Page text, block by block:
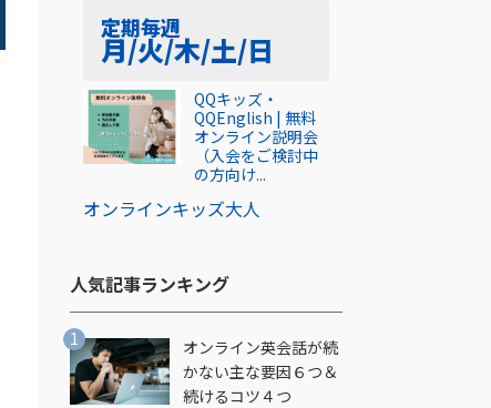
定期毎週
月/火/木/土/日
オンラインキッズ大人
QQキッズ・
QQEnglish | 無料
オンライン説明会
（入会をご検討中
の方向け...
人気記事ランキング​
オンライン英会話が続
かない主な要因６つ＆
続けるコツ４つ